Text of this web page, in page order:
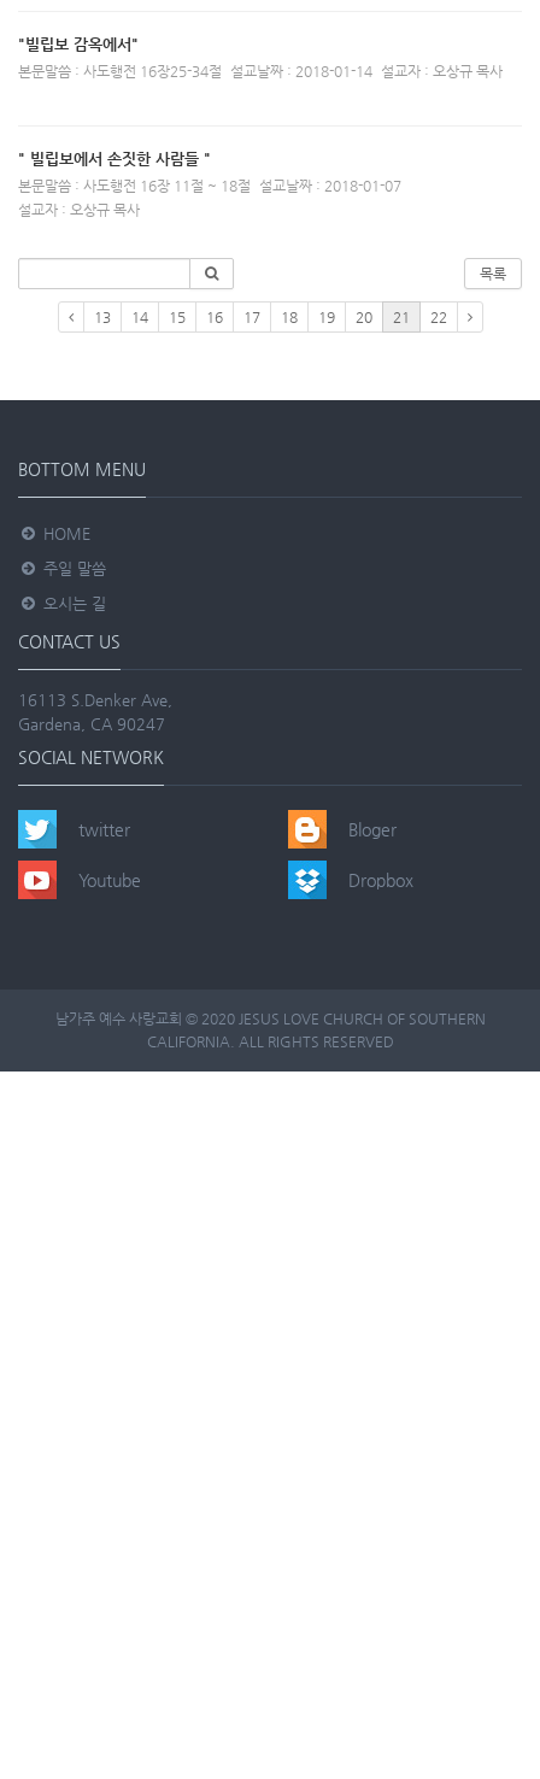
"빌립보 감옥에서"
본문말씀 : 사도행전 16장25-34절 설교날짜 : 2018-01-14 설교자 : 오상규 목사
" 빌립보에서 손짓한 사람들 "
본문말씀 : 사도행전 16장 11절 ~ 18절
설교날짜 : 2018-01-07
설교자 : 오상규 목사
목록
13 14 15 16 17 18 19 20 21 22
BOTTOM MENU
HOME
주일 말씀
오시는 길
CONTACT US
16113 S.Denker Ave,
Gardena, CA 90247
SOCIAL NETWORK
twitter
Youtube
Bloger
Dropbox
남가주 예수 사랑교회 © 2020 JESUS LOVE CHURCH OF SOUTHERN
CALIFORNIA. ALL RIGHTS RESERVED